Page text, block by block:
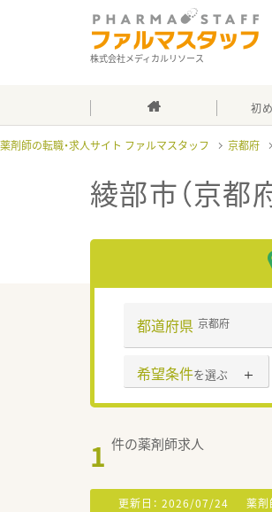
株式会社メディカルリソース
初
薬剤師の転職・求人サイト ファルマスタッフ 京都府
綾部市（京都
都道府県 京都府
希望条件を選ぶ
1 件の薬剤師求人
更新日： 2026/07/24 薬剤